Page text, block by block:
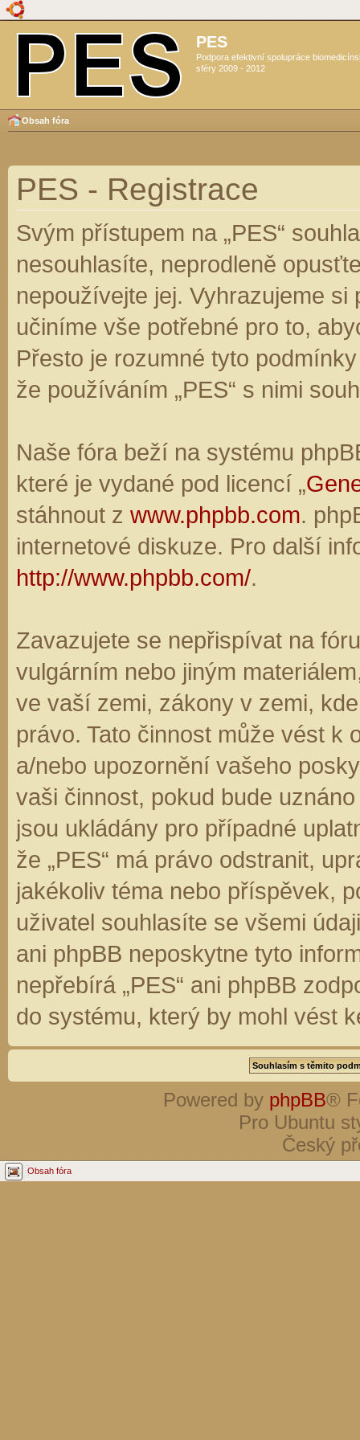
PES
Podpora efektivní spolupráce
sféry 2009 - 2012
Obsah fóra
PES - Registrace
Svým přístupem na „PES“
nesouhlasíte, neprodleně
nepoužívejte jej. Vyhrazujeme
učiníme vše potřebné pro to,
Přesto je rozumné tyto
že používáním „PES“ s nimi
Naše fóra beží na systému
které je vydané pod licencí „
stáhnout z www.phpbb.com.
internetové diskuze. Pro další
http://www.phpbb.com/.
Zavazujete se nepřispívat na
vulgárním nebo jiným
ve vaší zemi, zákony v zemi,
právo. Tato činnost může vést k
a/nebo upozornění vašeho
vaši činnost, pokud bude
jsou ukládány pro případné
že „PES“ má právo odstranit,
jakékoliv téma nebo příspěvek,
uživatel souhlasíte se všemi
ani phpBB neposkytne tyto
nepřebírá „PES“ ani phpBB
do systému, který by mohl vést
Powered by phpBB®
Pro Ubuntu
Český
Obsah fóra